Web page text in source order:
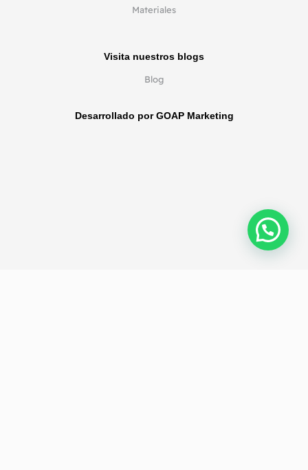
Materiales
Desarrollado por GOAP Marketing
Visita nuestros blogs
Blog